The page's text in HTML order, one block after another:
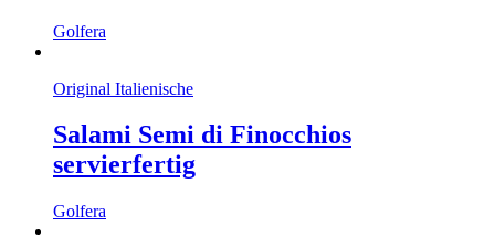
Golfera
Original Italienische
Salami Semi di Finocchios
servierfertig
Golfera